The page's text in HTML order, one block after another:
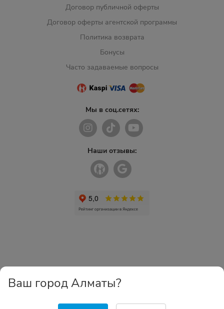
Договор публичной оферты
Договор оферты агентской программы
Политика возврата
Бонусы
Часто задаваемые вопросы
Мы в соц.сетях:
Наши отзывы:
Ваш город Алматы?